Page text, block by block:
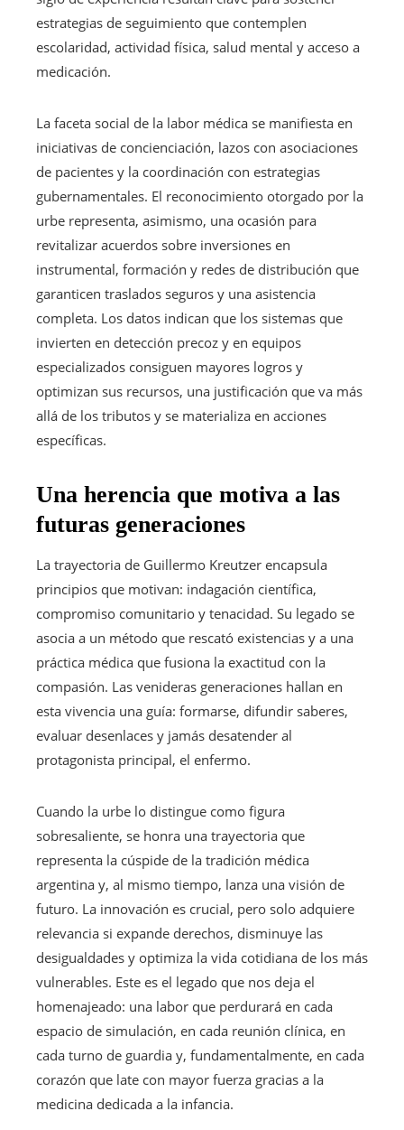
estrategias de seguimiento que contemplen
escolaridad, actividad física, salud mental y acceso a
medicación.
La faceta social de la labor médica se manifiesta en
iniciativas de concienciación, lazos con asociaciones
de pacientes y la coordinación con estrategias
gubernamentales. El reconocimiento otorgado por la
urbe representa, asimismo, una ocasión para
revitalizar acuerdos sobre inversiones en
instrumental, formación y redes de distribución que
garanticen traslados seguros y una asistencia
completa. Los datos indican que los sistemas que
invierten en detección precoz y en equipos
especializados consiguen mayores logros y
optimizan sus recursos, una justificación que va más
allá de los tributos y se materializa en acciones
específicas.
Una herencia que motiva a las
futuras generaciones
La trayectoria de Guillermo Kreutzer encapsula
principios que motivan: indagación científica,
compromiso comunitario y tenacidad. Su legado se
asocia a un método que rescató existencias y a una
práctica médica que fusiona la exactitud con la
compasión. Las venideras generaciones hallan en
esta vivencia una guía: formarse, difundir saberes,
evaluar desenlaces y jamás desatender al
protagonista principal, el enfermo.
Cuando la urbe lo distingue como figura
sobresaliente, se honra una trayectoria que
representa la cúspide de la tradición médica
argentina y, al mismo tiempo, lanza una visión de
futuro. La innovación es crucial, pero solo adquiere
relevancia si expande derechos, disminuye las
desigualdades y optimiza la vida cotidiana de los más
vulnerables. Este es el legado que nos deja el
homenajeado: una labor que perdurará en cada
espacio de simulación, en cada reunión clínica, en
cada turno de guardia y, fundamentalmente, en cada
corazón que late con mayor fuerza gracias a la
medicina dedicada a la infancia.